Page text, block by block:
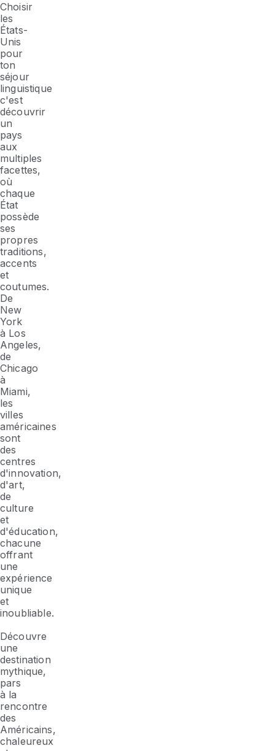
Choisir
les
États-
Unis
pour
ton
séjour
linguistique
c'est
découvrir
un
pays
aux
multiples
facettes,
où
chaque
État
possède
ses
propres
traditions,
accents
et
coutumes.
De
New
York
à Los
Angeles,
de
Chicago
à
Miami,
les
villes
américaines
sont
des
centres
d'innovation,
d'art,
de
culture
et
d'éducation,
chacune
offrant
une
expérience
unique
et
inoubliable.
Découvre
une
destination
mythique,
pars
à la
rencontre
des
Américains,
chaleureux